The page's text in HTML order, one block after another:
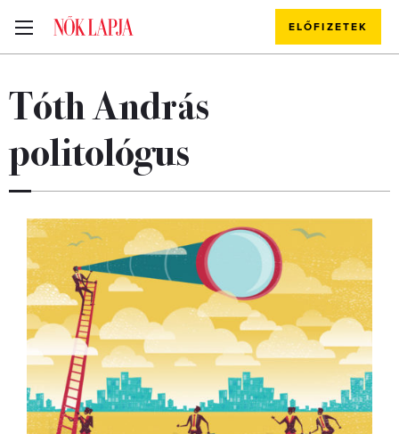
ELŐFIZETEK
Tóth András
politológus